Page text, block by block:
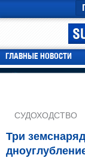
ГЛАВНЫЕ НОВОСТИ
СУДОХОДСТВО
Три